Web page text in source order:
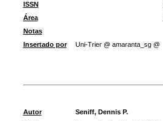
ISSN
Área
Notas
Insertado por
Uni-Trier @ amaranta_sg @
Autor
Seniff, Dennis P.